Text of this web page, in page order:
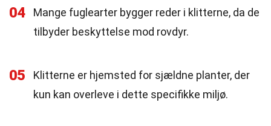
04
Mange fuglearter bygger reder i klitterne, da de
tilbyder beskyttelse mod rovdyr.
05
Klitterne er hjemsted for sjældne planter, der
kun kan overleve i dette specifikke miljø.